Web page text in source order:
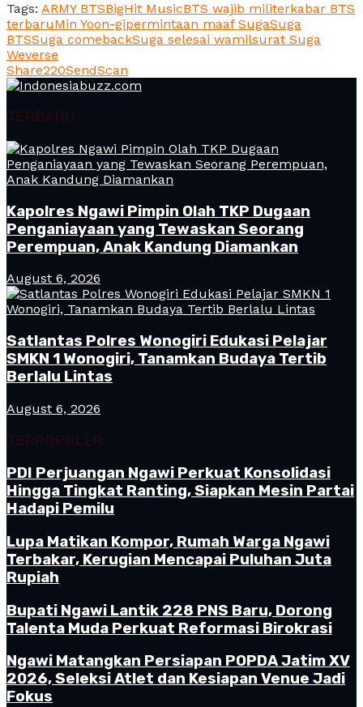
Tags: ARMY BTSBigHit MusicBTS wajib militerkabar BTS
terbaruMin Yoon-gipermintaan maaf SugaSuga
BTSSuga comebackSuga selesai wamilsurat Suga
Weverse
Share220SendScan
TERBARU
Kapolres Ngawi Pimpin Olah TKP Dugaan
Penganiayaan yang Tewaskan Seorang
Perempuan, Anak Kandung Diamankan
August 6, 2026
Satlantas Polres Wonogiri Edukasi Pelajar
SMKN 1 Wonogiri, Tanamkan Budaya Tertib
Berlalu Lintas
August 6, 2026
TERPOPULER
PDI Perjuangan Ngawi Perkuat Konsolidasi
Hingga Tingkat Ranting, Siapkan Mesin Partai
Hadapi Pemilu
Lupa Matikan Kompor, Rumah Warga Ngawi
Terbakar, Kerugian Mencapai Puluhan Juta
Rupiah
Bupati Ngawi Lantik 228 PNS Baru, Dorong
Talenta Muda Perkuat Reformasi Birokrasi
Ngawi Matangkan Persiapan POPDA Jatim XV
2026, Seleksi Atlet dan Kesiapan Venue Jadi
Fokus